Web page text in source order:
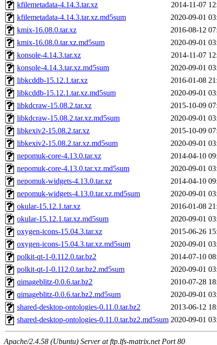
kfilemetadata-4.14.3.tar.xz
2014-11-07
kfilemetadata-4.14.3.tar.xz.md5sum
2020-09-01
kmix-16.08.0.tar.xz
2016-08-12
kmix-16.08.0.tar.xz.md5sum
2020-09-01
konsole-4.14.3.tar.xz
2014-11-07
konsole-4.14.3.tar.xz.md5sum
2020-09-01
libkcddb-15.12.1.tar.xz
2016-01-08
libkcddb-15.12.1.tar.xz.md5sum
2020-09-01
libkdcraw-15.08.2.tar.xz
2015-10-09
libkdcraw-15.08.2.tar.xz.md5sum
2020-09-01
libkexiv2-15.08.2.tar.xz
2015-10-09
libkexiv2-15.08.2.tar.xz.md5sum
2020-09-01
nepomuk-core-4.13.0.tar.xz
2014-04-10
nepomuk-core-4.13.0.tar.xz.md5sum
2020-09-01
nepomuk-widgets-4.13.0.tar.xz
2014-04-10
nepomuk-widgets-4.13.0.tar.xz.md5sum
2020-09-01
okular-15.12.1.tar.xz
2016-01-08
okular-15.12.1.tar.xz.md5sum
2020-09-01
oxygen-icons-15.04.3.tar.xz
2015-06-26
oxygen-icons-15.04.3.tar.xz.md5sum
2020-09-01
polkit-qt-1-0.112.0.tar.bz2
2014-07-10
polkit-qt-1-0.112.0.tar.bz2.md5sum
2020-09-01
qimageblitz-0.0.6.tar.bz2
2010-07-28
qimageblitz-0.0.6.tar.bz2.md5sum
2020-09-01
shared-desktop-ontologies-0.11.0.tar.bz2
2013-06-12
shared-desktop-ontologies-0.11.0.tar.bz2.md5sum 2020-09-01
Apache/2.4.58 (Ubuntu) Server at ftp.lfs-matrix.net Port 80